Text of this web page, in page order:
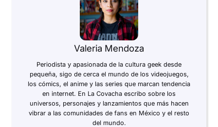
Valeria Mendoza
Periodista y apasionada de la cultura geek desde
pequeña, sigo de cerca el mundo de los videojuegos,
los cómics, el anime y las series que marcan tendencia
en internet. En La Covacha escribo sobre los
universos, personajes y lanzamientos que más hacen
vibrar a las comunidades de fans en México y el resto
del mundo.